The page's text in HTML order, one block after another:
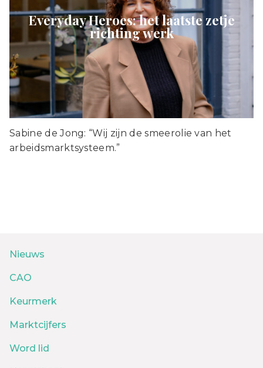
Everyday Heroes: het laatste zetje
richting werk
Sabine de Jong: “Wij zijn de smeerolie van het
arbeidsmarktsysteem.”
Nieuws
CAO
Keurmerk
Marktcijfers
Word lid